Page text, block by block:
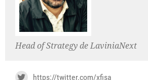
Head of Strategy de LaviniaNext
https://twitter.com/xfisa